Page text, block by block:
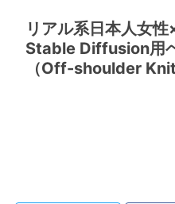
リアル系日本人女性
Stable Diffusion用
（Off-shoulder Knit